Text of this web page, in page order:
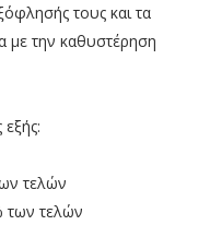
τους και τα
με την καθυστέρηση
τελών
των τελών